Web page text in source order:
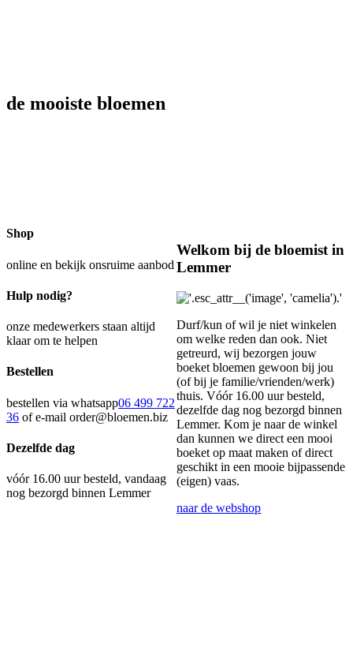
de mooiste bloemen
Welkom bij de bloemist in
Lemmer
Durf/kun of wil je niet winkelen
om welke reden dan ook. Niet
getreurd, wij bezorgen jouw
boeket bloemen gewoon bij jou
(of bij je familie/vrienden/werk)
thuis. Vóór 16.00 uur besteld,
dezelfde dag nog bezorgd binnen
Lemmer. Kom je naar de winkel
dan kunnen we direct een mooi
boeket op maat maken of direct
geschikt in een mooie bijpassende
(eigen) vaas.
naar de webshop
Shop
online en bekijk onsruime aanbod
Hulp nodig?
onze medewerkers staan altijd
klaar om te helpen
Bestellen
bestellen via whatsapp06 499 722
36 of e-mail order@bloemen.biz
Dezelfde dag
vóór 16.00 uur besteld, vandaag
nog bezorgd binnen Lemmer